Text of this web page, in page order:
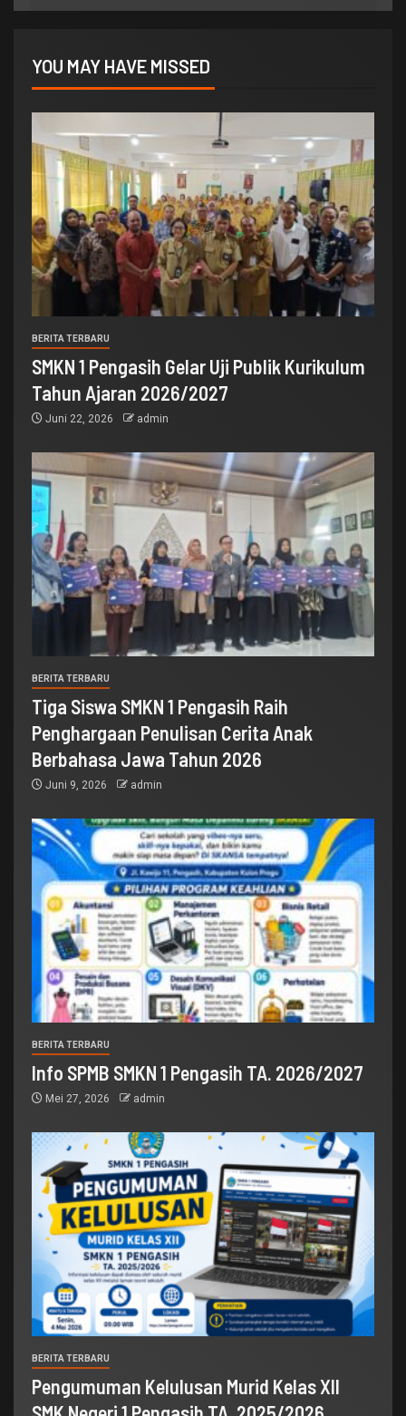
YOU MAY HAVE MISSED
BERITA TERBARU
SMKN 1 Pengasih Gelar Uji Publik Kurikulum
Tahun Ajaran 2026/2027
Juni 22, 2026 admin
BERITA TERBARU
Tiga Siswa SMKN 1 Pengasih Raih
Penghargaan Penulisan Cerita Anak
Berbahasa Jawa Tahun 2026
Juni 9, 2026 admin
BERITA TERBARU
Info SPMB SMKN 1 Pengasih TA. 2026/2027
Mei 27, 2026 admin
BERITA TERBARU
Pengumuman Kelulusan Murid Kelas XII